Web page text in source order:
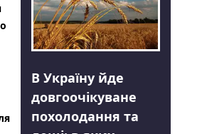
В Україну йде
довгоочікуване
похолодання та